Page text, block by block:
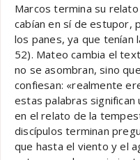
Marcos termina su
cabían en sí de estupor,
los panes, ya que tenían
52). Mateo cambia el
no se asombran, sino
confiesan: «realmente
estas palabras significan
en el relato de la
discípulos terminan
que hasta el viento y el